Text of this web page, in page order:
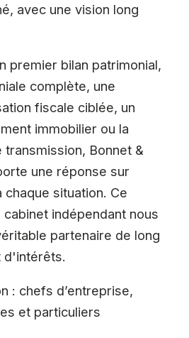
avec une vision long
premier bilan patrimonial,
complète, une
fiscale ciblée, un
immobilier ou la
Bonnet &
une réponse sur
situation. Ce
indépendant nous
partenaire de long
d'intérêts.
: chefs d’entreprise,
et particuliers